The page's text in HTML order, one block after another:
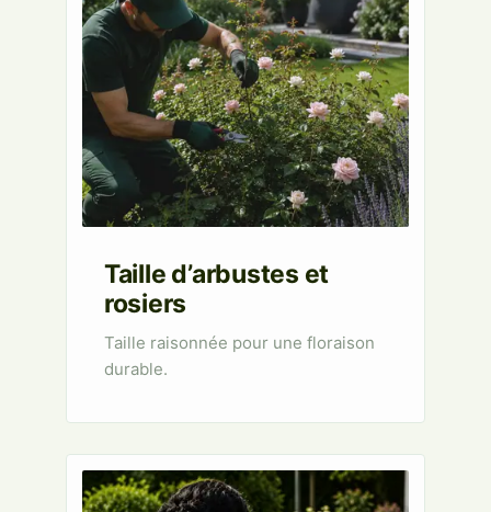
Taille d’arbustes et
rosiers
Taille raisonnée pour une floraison
durable.